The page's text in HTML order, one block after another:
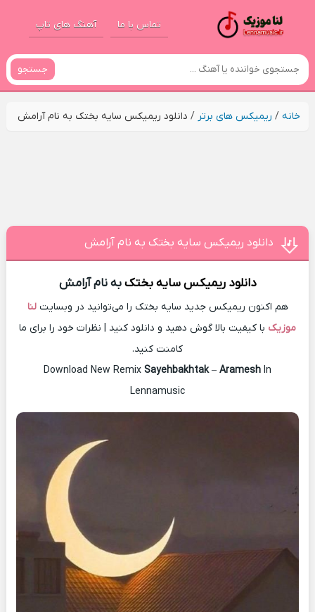
تماس با ما آهنگ های تاپ
جستجو
خانه/ ریمیکس های برتر / دانلود ریمیکس سایه بختک به نام آرامش
دانلود ریمیکس سایه بختک به نام آرامش
دانلود ریمیکس سایه بختکبه نام آرامش
هم اکنون ریمیکس جدید سایه بختک را می‌توانید در وبسایتلنا
موزیک با کیفیت بالا گوش دهید و دانلود کنید | نظرات خود را برای ما
کامنت کنید.
Download New Remix Sayehbakhtak– Aramesh In
Lennamusic